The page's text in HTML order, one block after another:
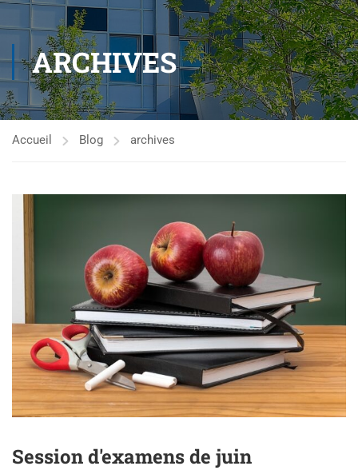
ARCHIVES
Accueil Blog archives
Session d'examens de juin